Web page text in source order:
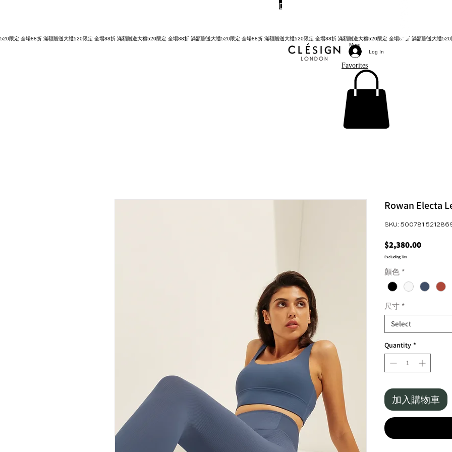
Do Not Sell My Personal Information
520限定 全場88折 滿額贈送大禮
More
Log In
Favorites
Rowan Electa
SKU: 500781
$2,380.00Price
Excluding Tax
顏色 *
尺寸 *
Select
Quantity *
加入購物車